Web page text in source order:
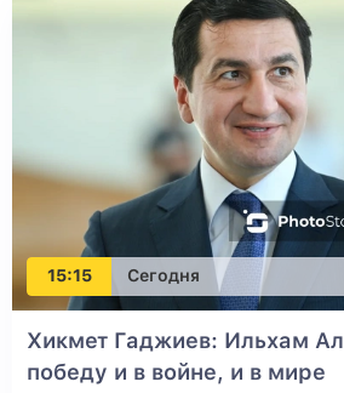
15:15 Сегодня
Хикмет Гаджиев: Ильхам
победу и в войне, и в мире